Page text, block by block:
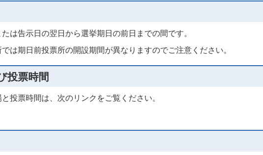
は告示日の翌日から選挙期日の前日までの間です。
は期日前投票所の開設期間が異なりますのでご注意ください。
投票時間
投票時間は、次のリンクをご覧ください。